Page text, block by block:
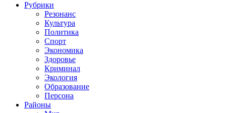
Рубрики
Резонанс
Культура
Политика
Спорт
Экономика
Здоровье
Криминал
Экология
Образование
Персона
Районы